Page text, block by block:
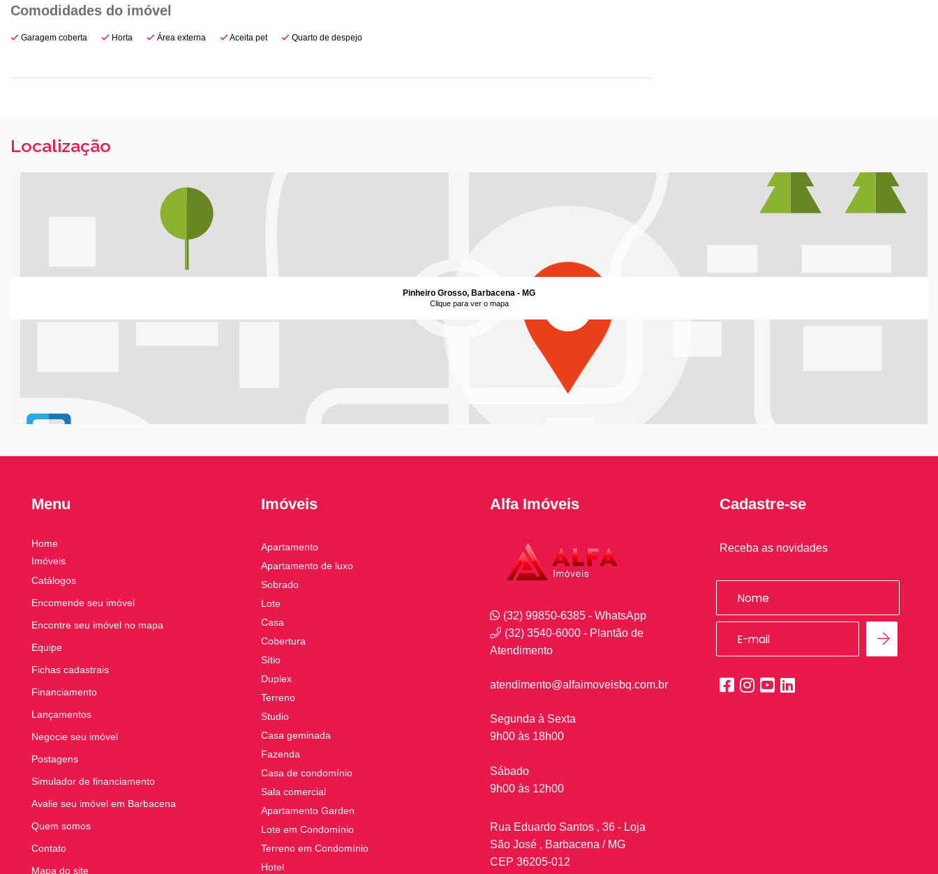
Garagem coberta Horta Área externa Aceita pet Quarto de despejo
Localização
Pinheiro Grosso, Barbacena - MG
Clique para ver o mapa
Menu
Home
Imóveis
Catálogos
Encomende seu imóvel
Encontre seu imóvel no mapa
Equipe
Fichas cadastrais
Financiamento
Lançamentos
Negocie seu imóvel
Postagens
Simulador de financiamento
Avalie seu imóvel em Barbacena
Quem somos
Contato
Mapa do site
Imóveis
Apartamento
Apartamento de luxo
Sobrado
Lote
Casa
Cobertura
Sítio
Duplex
Terreno
Studio
Casa geminada
Fazenda
Casa de condomínio
Sala comercial
Apartamento Garden
Lote em Condomínio
Terreno em Condomínio
Hotel
Alfa Imóveis
(32) 99850-6385 - WhatsApp
(32) 3540-6000 - Plantão de
Atendimento
atendimento@alfaimoveisbq.com.br
Segunda à Sexta
9h00 às 18h00
Sábado
9h00 às 12h00
Rua Eduardo Santos , 36 - Loja
São José , Barbacena / MG
CEP 36205-012
Cadastre-se
Receba as novidades